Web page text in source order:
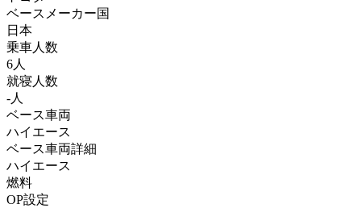
ベースメーカー国
日本
乗車人数
6人
就寝人数
-人
ベース車両
ハイエース
ベース車両詳細
ハイエース
燃料
OP設定